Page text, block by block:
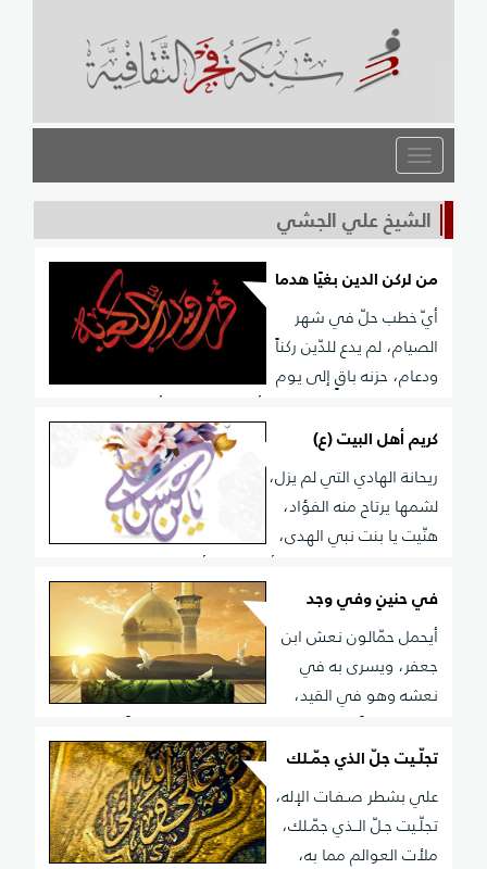
القائمة
الشيخ علي الجشي
من لركن الدين بغيًا هدما
أيّ خطب حلّ في شهر
الصيام، لم يدع للدّين ركناً
ودعام، حزنه باقٍ إلى يوم
القيام، وبه الأعياد صارت مأتما، هو خطب أثكل الروح
الأمين، فاغتدى ينعاه من قلب حزين، فشجى بالنّعي من
في الأرضين، وبكت من أجله أهل السّما
كريم أهل البيت (ع)
ريحانة الهادي التي لم يزل،
لشمها يرتاح منه الفؤاد،
هنّيت يا بنت نبي الهدى،
بحجةٍ لله للخلق هاد، كريم أهل البيت أكرم بهم، فليس فيهم
غير برّ جواد
في حنينٍ وفي وجد
أيحمل حمّالون نعش ابن
جعفر، ويسرى به في
نعشه وهو في القيد،
ويوضع ميتاً للمعادين فرجة، على الجسر مسلوباً من الثوب
والبرد، نأى عن مواليه على القرب منهم، فبالقريب كان في
غاية البعد، ولم تره إلا على النعش ساعةً، وقد حملوه للتفرج
لا اللحد
تجلّـيت جلّ الذي جمّـلك
علي بشطر صـفـات الإله،
تجلّـيت جـلّ الــذي جمّـلك،
ملأت العوالم مما به،